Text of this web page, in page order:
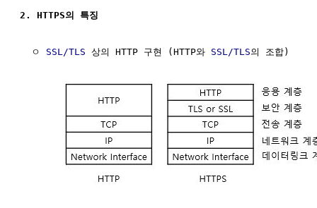
2. HTTPS의 특징
  ㅇ
SSL/TLS 상의 HTTP 구현 (HTTP와 SSL/TLS의 조합)